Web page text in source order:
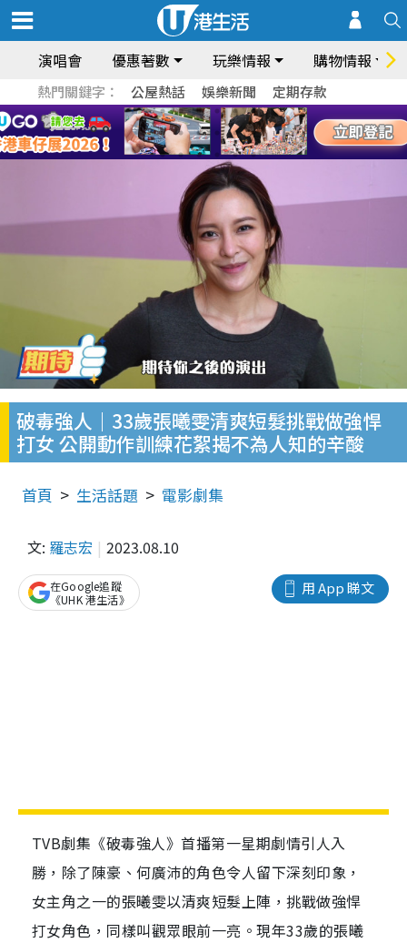
演唱會 優惠著數 玩樂情報 購物情報
熱門關鍵字： 公屋熱話 娛樂新聞 定期存款
破毒強人｜33歲張曦雯清爽短髮挑戰做強悍
打女 公開動作訓練花絮揭不為人知的辛酸
首頁 生活話題 電影劇集
文: 羅志宏 2023.08.10
用 App 睇文
在Google追蹤
《UHK 港生活》
TVB劇集《破毒強人》首播第一星期劇情引人入
勝，除了陳豪、何廣沛的角色令人留下深刻印象，
女主角之一的張曦雯以清爽短髮上陣，挑戰做強悍
打女角色，同樣叫觀眾眼前一亮。現年33歲的張曦